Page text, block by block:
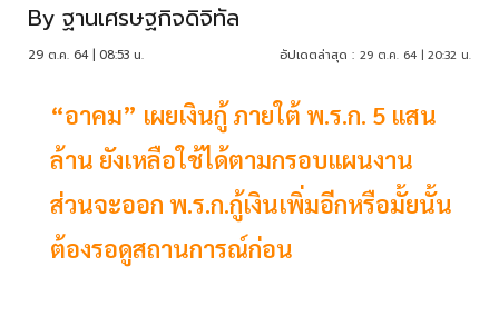
By ฐานเศรษฐกิจดิจิทัล
29 ต.ค. 64 | 08:53 น. อัปเดตล่าสุด : 29 ต.ค. 64 | 20:32 น.
“อาคม” เผยเงินกู้ ภายใต้ พ.ร.ก. 5 แสน
ล้าน ยังเหลือใช้ได้ตามกรอบแผนงาน
ส่วนจะออก พ.ร.ก.กู้เงินเพิ่มอีกหรือมั้ยนั้น
ต้องรอดูสถานการณ์ก่อน